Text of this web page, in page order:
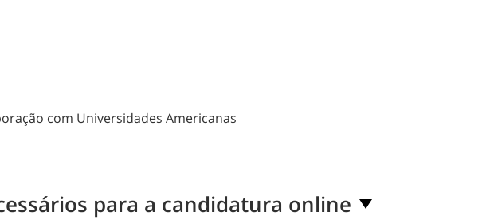
com Universidades Americanas
para a candidatura online